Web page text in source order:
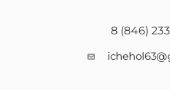
8 (846)